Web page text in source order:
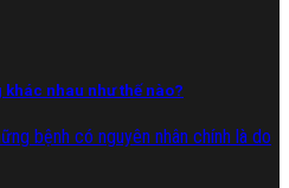
nhau như thế nào?
bệnh có nguyên nhân chính là do